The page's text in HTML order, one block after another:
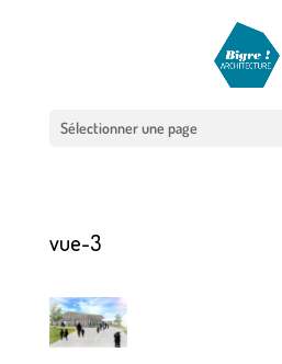
Sélectionner une page
vue-3